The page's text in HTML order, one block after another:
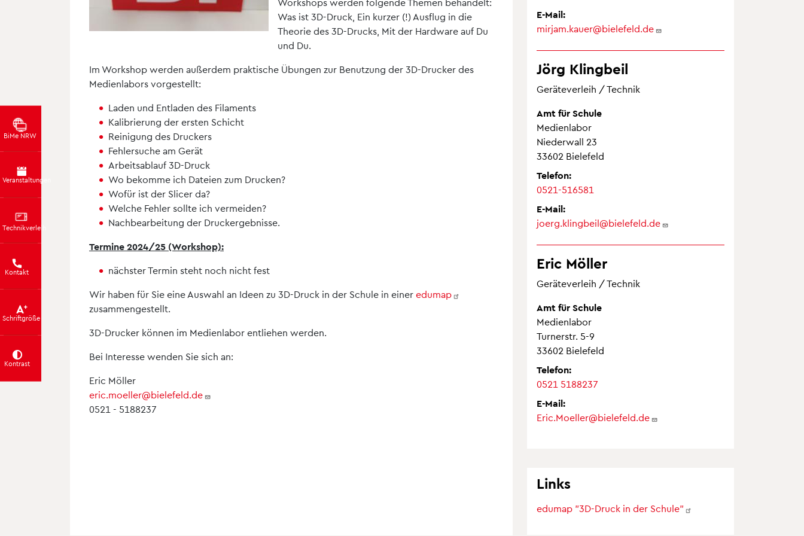
BiMe NRW
Veranstaltungen
Technikverleih
Kontakt
Schriftgröße
Kontrast
Was ist 3D-Druck, Ein kurzer (!) Ausflug in die
Theorie des 3D-Drucks, Mit der Hardware auf Du
und Du.
Im Workshop werden außerdem praktische Übungen zur Benutzung der 3D-Drucker des
Medienlabors vorgestellt:
Laden und Entladen des Filaments
Kalibrierung der ersten Schicht
Reinigung des Druckers
Fehlersuche am Gerät
Arbeitsablauf 3D-Druck
Wo bekomme ich Dateien zum Drucken?
Wofür ist der Slicer da?
Welche Fehler sollte ich vermeiden?
Nachbearbeitung der Druckergebnisse.
Termine 2024/25 (Workshop):
nächster Termin steht noch nicht fest
Wir haben für Sie eine Auswahl an Ideen zu 3D-Druck in der Schule in einer edumap
zusammengestellt.
3D-Drucker können im Medienlabor entliehen werden.
Bei Interesse wenden Sie sich an:
Eric Möller
eric.moeller@bielefeld.de
0521 - 5188237
E-Mail:
mirjam.kauer@bielefeld.de
Jörg Klingbeil
Geräteverleih / Technik
Amt für Schule
Medienlabor
Niederwall 23
33602 Bielefeld
Telefon:
0521-516581
E-Mail:
joerg.klingbeil@bielefeld.de
Eric Möller
Geräteverleih / Technik
Amt für Schule
Medienlabor
Turnerstr. 5-9
33602 Bielefeld
Telefon:
0521 5188237
E-Mail:
Eric.Moeller@bielefeld.de
Links
edumap "3D-Druck in der Schule"